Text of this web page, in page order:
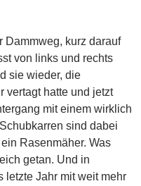
Dammweg, kurz darauf
von links und rechts
sie wieder, die
vertagt hatte und jetzt
mit einem wirklich
sind dabei
Rasenmäher. Was
getan. Und in
letzte Jahr mit weit mehr